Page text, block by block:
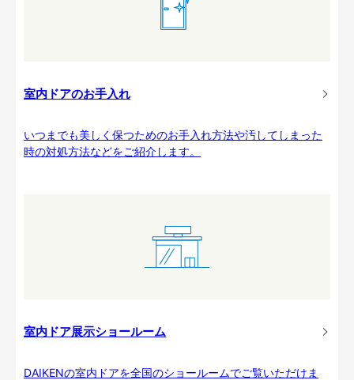
室内ドアのお手入れ
いつまでも美しく保つためのお手入れ方法や汚してしまった
時の対処方法などをご紹介します。
室内ドア展示ショールーム
DAIKENの室内ドアを全国のショールームでご覧いただけま